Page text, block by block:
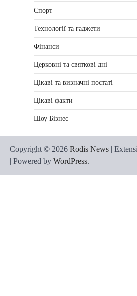
Спорт
Технології та гаджети
Фінанси
Церковні та святкові дні
Цікаві та визначні постаті
Цікаві факти
Шоу Бізнес
Copyright © 2026 Rodis News |
| Powered by WordPress.